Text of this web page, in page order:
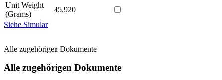
Unit Weight
(Grams)
45.920
Siehe Simular
Alle zugehörigen Dokumente
Alle zugehörigen Dokumente